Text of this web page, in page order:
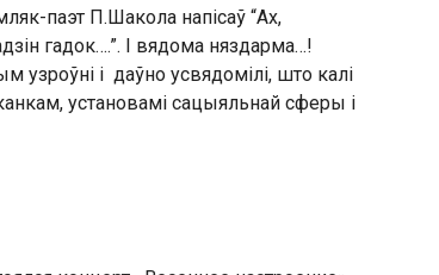
П.Шакола напісаў “Ах,
гадок….”. І вядома няздарма…!
і даўно усвядомілі, што калі
установамі сацыяльнай сферы і